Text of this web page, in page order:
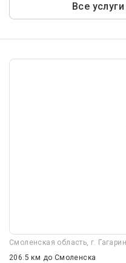
Все
Смоленская область, г.
206.5 км до Смоленска